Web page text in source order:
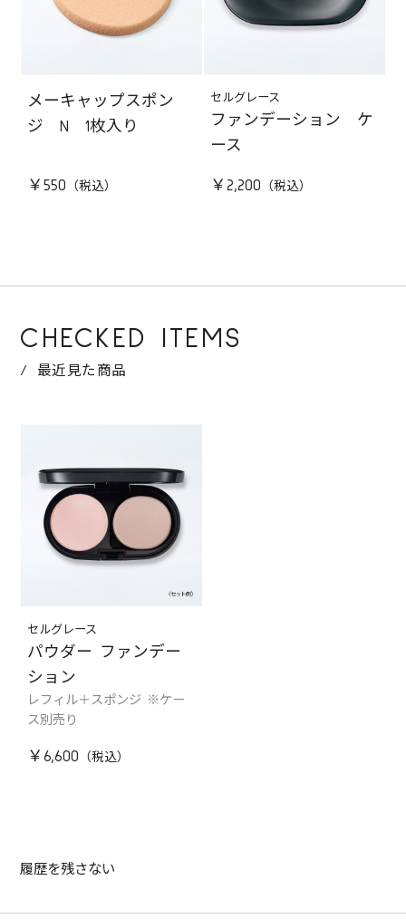
メーキャップスポン
ジ N 1枚入り
￥550
セルグレース
ファンデーション ケ
ース
￥2,200
CHECKED ITEMS
最近見た商品
セルグレース
パウダー ファンデー
ション
レフィル＋スポンジ ※ケー
ス別売り
￥6,600
履歴を残さない